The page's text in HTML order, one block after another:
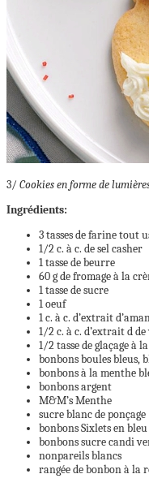
3/ Cookies en forme de
Ingrédients:
3 tasses de farine tout
1/2 c. à c. de sel casher
1 tasse de beurre
60 g de fromage à la
1 tasse de sucre
1 oeuf
1 c. à c. d’extrait
1/2 c. à c. d’extrait d
1/2 tasse de glaçage à
bonbons boules bleus,
bonbons à la menthe
bonbons argent
M&M’s Menthe
sucre blanc de ponçage
bonbons Sixlets en
bonbons sucre candi
nonpareils blancs
rangée de bonbon à la